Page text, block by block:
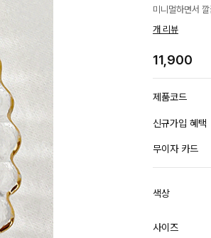
미니멀하면서
개 리뷰
11,900
제품코드
신규가입 혜택
무이자 카드
색상
사이즈